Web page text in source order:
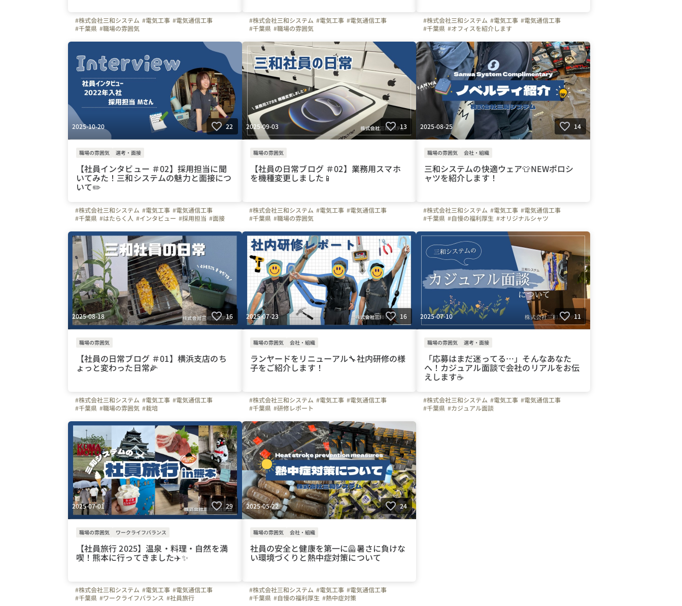
#株式会社三和システム #電気工事 #電気通信工事
#千葉県 #職場の雰囲気
#株式会社三和システム #電気工事 #電気通信工事
#千葉県 #職場の雰囲気
#株式会社三和システム #電気工事 #電気通信工事
#千葉県 #オフィスを紹介します
2025-10-20 22
職場の雰囲気 選考・面接
【社員インタビュー ＃02】採用担当に聞
いてみた！三和システムの魅力と面接につ
いて✏️
#株式会社三和システム #電気工事 #電気通信工事
#千葉県 #はたらく人 #インタビュー #採用担当 #面接
2025-09-03 13
職場の雰囲気
【社員の日常ブログ ＃02】業務用スマホ
を機種変更しました📱
#株式会社三和システム #電気工事 #電気通信工事
#千葉県 #職場の雰囲気
2025-08-25 14
職場の雰囲気 会社・組織
三和システムの快適ウェア👕NEWポロシ
ャツを紹介します！
#株式会社三和システム #電気工事 #電気通信工事
#千葉県 #自慢の福利厚生 #オリジナルシャツ
2025-08-18 16
職場の雰囲気
【社員の日常ブログ ＃01】横浜支店のち
ょっと変わった日常🌽
#株式会社三和システム #電気工事 #電気通信工事
#千葉県 #職場の雰囲気 #栽培
2025-07-23 16
職場の雰囲気 会社・組織
ランヤードをリニューアル🔧社内研修の様
子をご紹介します！
#株式会社三和システム #電気工事 #電気通信工事
#千葉県 #研修レポート
2025-07-10 11
職場の雰囲気 選考・面接
「応募はまだ迷ってる…」そんなあなた
へ！カジュアル面談で会社のリアルをお伝
えします☕
#株式会社三和システム #電気工事 #電気通信工事
#千葉県 #カジュアル面談
2025-07-01 29
職場の雰囲気 ワークライフバランス
【社員旅行 2025】温泉・料理・自然を満
喫！熊本に行ってきました✈️✨
#株式会社三和システム #電気工事 #電気通信工事
#千葉県 #ワークライフバランス #社員旅行
2025-05-22 24
職場の雰囲気 会社・組織
社員の安全と健康を第一に🦺暑さに負けな
い環境づくりと熱中症対策について
#株式会社三和システム #電気工事 #電気通信工事
#千葉県 #自慢の福利厚生 #熱中症対策